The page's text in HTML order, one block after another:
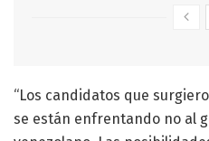
“Los candidatos que
se están enfrentando no al